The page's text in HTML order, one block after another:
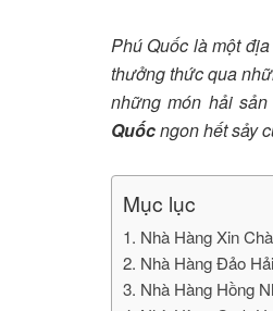
Phú Quốc là một
thưởng thức qua
những món hải
Quốcngon hết sảy
Mục lục
1. Nhà Hàng Xin
2. Nhà Hàng Đảo
3. Nhà Hàng Hồng